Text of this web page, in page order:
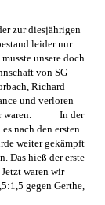
zur diesjährigen
leider nur
unsere doch
von SG
Richard
und verloren
waren. In der
nach den ersten
weiter gekämpft
Das hieß der erste
waren wir
gegen Gerthe,
waren.